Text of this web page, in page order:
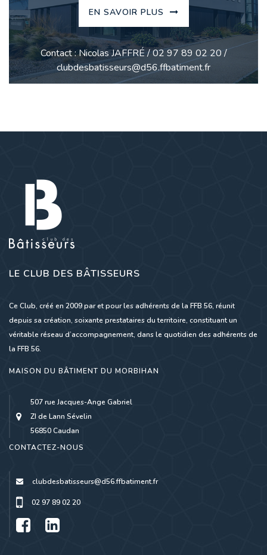
EN SAVOIR PLUS
Contact : Nicolas JAFFRÉ / 02 97 89 02 20 /
clubdesbatisseurs@d56.ffbatiment.fr
LE CLUB DES BÂTISSEURS
Ce Club, créé en 2009 par et pour les adhérents de la FFB 56, réunit
depuis sa création, soixante prestataires du territoire, constituant un
véritable réseau d’accompagnement, dans le quotidien des adhérents de
la FFB 56.
MAISON DU BÂTIMENT DU MORBIHAN
507 rue Jacques-Ange Gabriel
ZI de Lann Sévelin
56850 Caudan
CONTACTEZ-NOUS
clubdesbatisseurs@d56.ffbatiment.fr
02 97 89 02 20